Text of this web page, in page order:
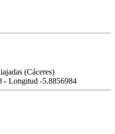
(Cáceres)
- Longitud -5.8856984